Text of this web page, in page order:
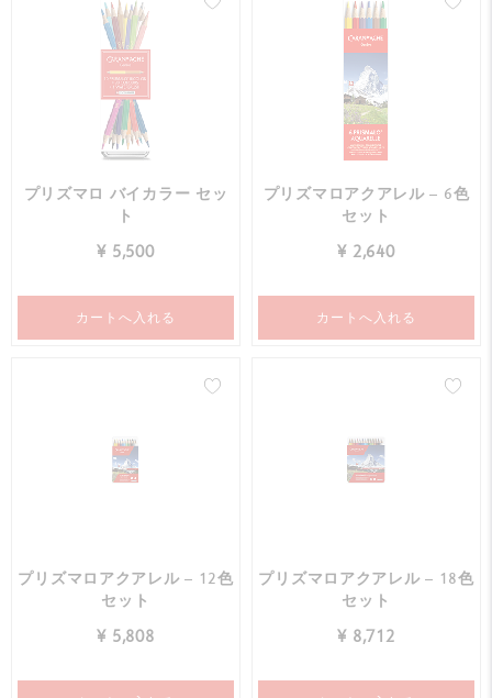
プリズマロ バイカラー セッ
ト
¥ 5,500
カートへ入れる
プリズマロアクアレル – 6色
セット
¥ 2,640
カートへ入れる
プリズマロアクアレル – 12色
セット
¥ 5,808
プリズマロアクアレル – 18色
セット
¥ 8,712